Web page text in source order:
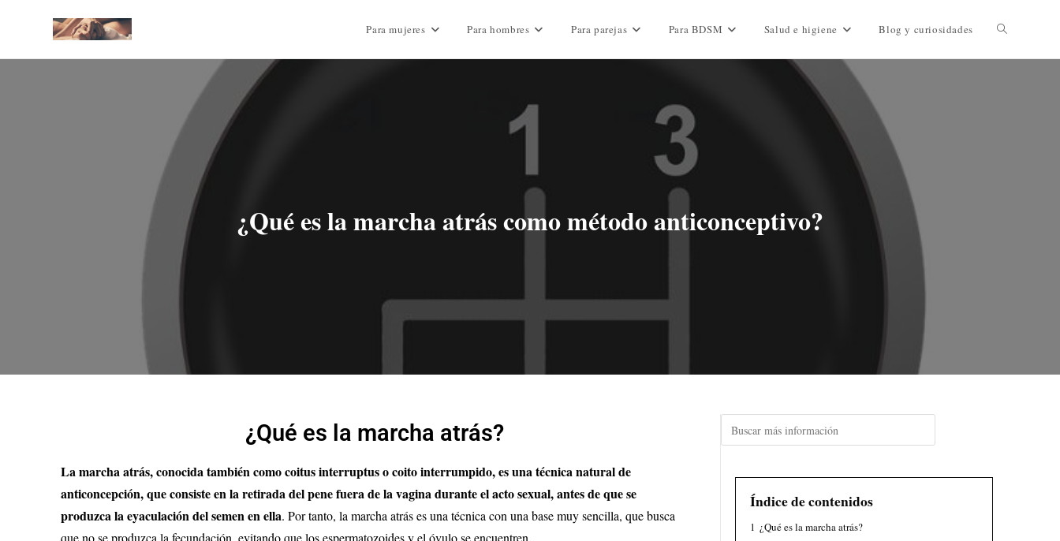
Para mujeres Para hombres Para parejas Para BDSM Salud e higiene Blog y curiosidades
¿Qué es la marcha atrás como método anticonceptivo?
¿Qué es la marcha atrás?
La marcha atrás, conocida también como coitus interruptus o coito interrumpido, es una técnica natural de
anticoncepción, que consiste en la retirada del pene fuera de la vagina durante el acto sexual, antes de que se
produzca la eyaculación del semen en ella. Por tanto, la marcha atrás es una técnica con una base muy sencilla, que busca
que no se produzca la fecundación, evitando que los espermatozoides y el óvulo se encuentren.
Índice de contenidos
1 ¿Qué es la marcha atrás?